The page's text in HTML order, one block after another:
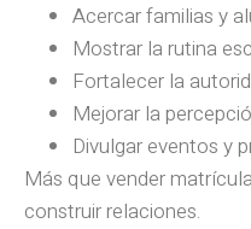
Acercar familias y
Mostrar la rutina
Fortalecer la
Mejorar la
Divulgar eventos y
Más que vender
construir relaciones.